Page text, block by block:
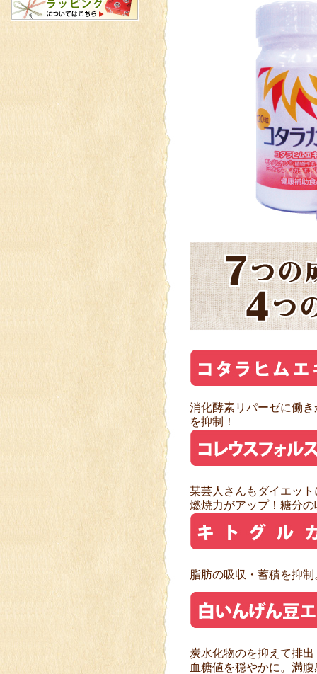
消化酵素リパーゼに働
を抑制！
某芸人さんもダイエッ
燃焼力がアップ！糖分
脂肪の吸収・蓄積を抑
炭水化物のを抑えて排出
血糖値を穏やかに。満